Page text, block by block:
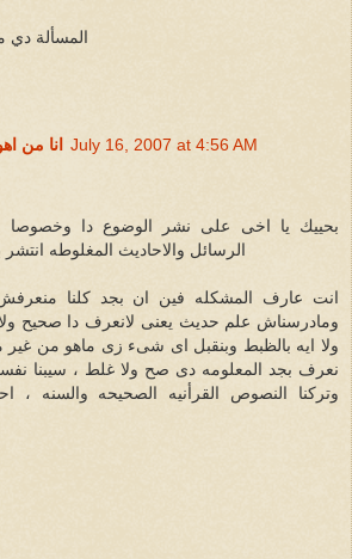
المسألة دي
انا من
July 16, 2007 at 4:56 AM
بحييك يا اخى على نشر الوضوع دا وخصوصا
الرسائل والاحاديث المغلوطه
انت عارف المشكله فين ان بجد كلنا
ومادرسناش علم حديث يعنى لانعرف دا صحيح
ولا ايه بالظبط وبنقبل اى شىء زى ماهو من غير
نعرف بجد المعلومه دى صح ولا غلط ، سيبنا نفسنا
وتركنا النصوص القرأنيه الصحيحه والسنه ،